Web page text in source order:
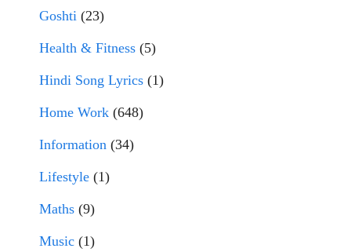
Goshti (23)
Health & Fitness (5)
Hindi Song Lyrics (1)
Home Work (648)
Information (34)
Lifestyle (1)
Maths (9)
Music (1)